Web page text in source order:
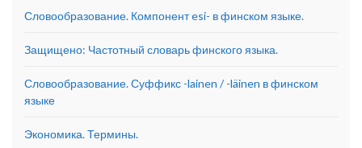
Словообразование. Компонент esi- в финском языке.
Защищено: Частотный словарь финского языка.
Словообразование. Суффикс -lainen / -läinen в финском
языке
Экономика. Термины.